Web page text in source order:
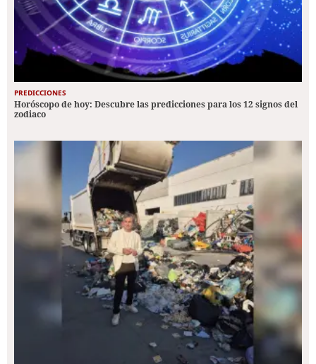
PREDICCIONES
Horóscopo de hoy: Descubre las predicciones para los 12 signos del
zodiaco